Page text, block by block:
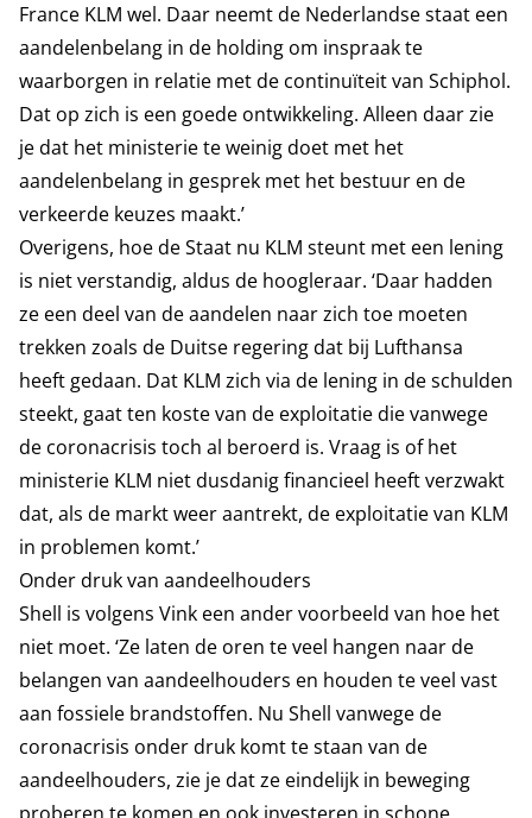
France KLM wel. Daar neemt de Nederlandse staat een
aandelenbelang in de holding om inspraak te
waarborgen in relatie met de continuïteit van Schiphol.
Dat op zich is een goede ontwikkeling. Alleen daar zie
je dat het ministerie te weinig doet met het
aandelenbelang in gesprek met het bestuur en de
verkeerde keuzes maakt.’
Overigens, hoe de Staat nu KLM steunt met een lening
is niet verstandig, aldus de hoogleraar. ‘Daar hadden
ze een deel van de aandelen naar zich toe moeten
trekken zoals de Duitse regering dat bij Lufthansa
heeft gedaan. Dat KLM zich via de lening in de schulden
steekt, gaat ten koste van de exploitatie die vanwege
de coronacrisis toch al beroerd is. Vraag is of het
ministerie KLM niet dusdanig financieel heeft verzwakt
dat, als de markt weer aantrekt, de exploitatie van KLM
in problemen komt.’
Onder druk van aandeelhouders
Shell is volgens Vink een ander voorbeeld van hoe het
niet moet. ‘Ze laten de oren te veel hangen naar de
belangen van aandeelhouders en houden te veel vast
aan fossiele brandstoffen. Nu Shell vanwege de
coronacrisis onder druk komt te staan van de
aandeelhouders, zie je dat ze eindelijk in beweging